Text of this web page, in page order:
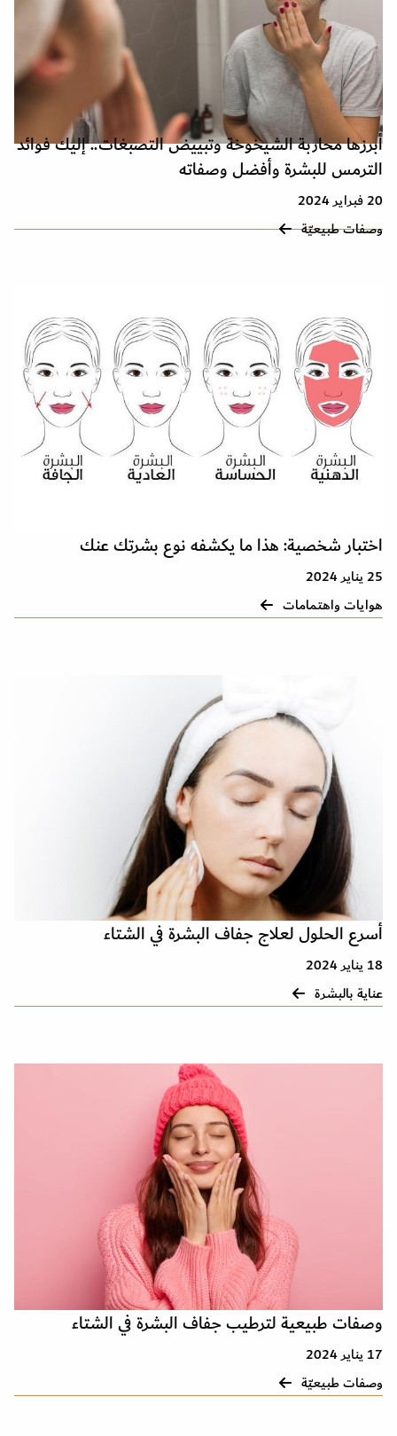
أبرزها محاربة الشيخوخة وتبييض التصبغات.. إليك فوائد
الترمس للبشرة وأفضل وصفاته
20 فبراير 2024
وصفات طبيعيّة
اختبار شخصية: هذا ما يكشفه نوع بشرتك عنك
25 يناير 2024
هوايات واهتمامات
أسرع الحلول لعلاج جفاف البشرة في الشتاء
18 يناير 2024
عناية بالبشرة
وصفات طبيعية لترطيب جفاف البشرة في الشتاء
17 يناير 2024
وصفات طبيعيّة